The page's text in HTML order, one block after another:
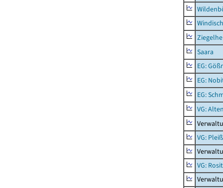
Saara
EG:
EG:
EG:
VG:
VG:
VG: